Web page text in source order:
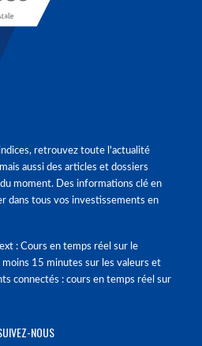
retrouvez toute l'actualité
aussi des articles et dossiers
moment. Des informations clé en
dans tous vos investissements en
: Cours en temps réel sur le
15 minutes sur les valeurs et
connectés : cours en temps réel sur
NOUS